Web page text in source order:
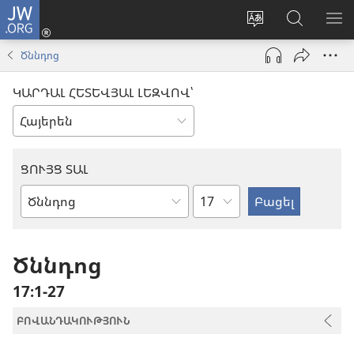
JW.ORG
Փոխել
կայքի
լեզուն
Մուտքագրվել
(բացվումՈրոնում
JW.ORG
կայքում
Ծննդոց
ԿԱՐԴԱԼ ՀԵՏԵՎՅԱԼ ԼԵԶՎՈՎ՝
ՑՈՒՅՑ ՏԱԼ
Աստվածաշնչյան
Ըստ
գլուխների
Ծննդոց
17։1-27
ԲՈՎԱՆԴԱԿՈՒԹՅՈՒՆ